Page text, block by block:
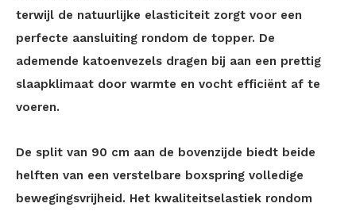
terwijl de natuurlijke elasticiteit zorgt voor een
perfecte aansluiting rondom de topper. De
ademende katoenvezels dragen bij aan een prettig
slaapklimaat door warmte en vocht efficiënt af te
voeren.
De split van 90 cm aan de bovenzijde biedt beide
helften van een verstelbare boxspring volledige
bewegingsvrijheid. Het kwaliteitselastiek rondom